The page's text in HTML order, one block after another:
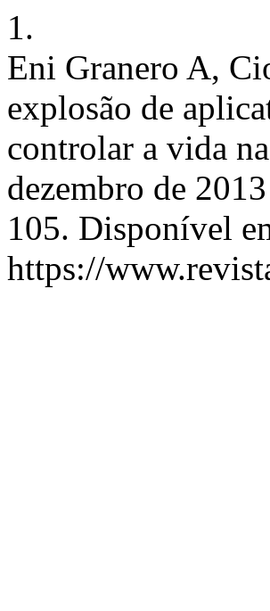
1.
Eni Granero A,
explosão de
controlar a vida
dezembro de
105. Disponível
https://